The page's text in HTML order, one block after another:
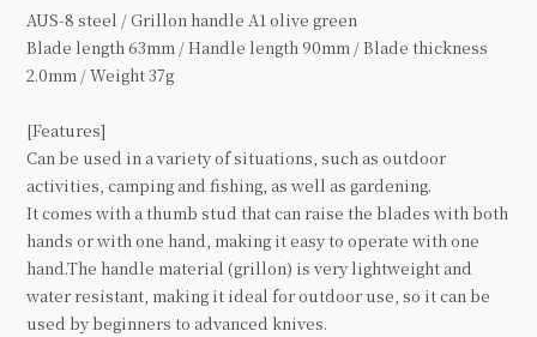
AUS-8 steel / Grillon handle A1 olive green
Blade length 63mm / Handle length 90mm / Blade thickness
2.0mm / Weight 37g
[Features]
Can be used in a variety of situations, such as outdoor
activities, camping and fishing, as well as gardening.
It comes with a thumb stud that can raise the blades with both
hands or with one hand, making it easy to operate with one
hand.The handle material (grillon) is very lightweight and
water resistant, making it ideal for outdoor use, so it can be
used by beginners to advanced knives.